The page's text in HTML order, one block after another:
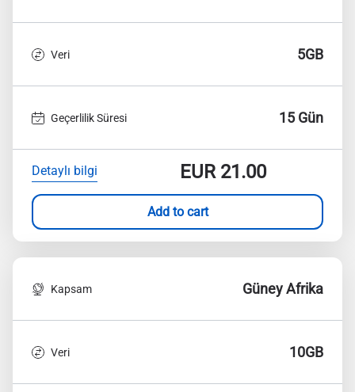
Veri 5GB
Geçerlilik Süresi 15 Gün
Detaylı bilgi EUR21.00
Add to cart
Kapsam Güney Afrika
Veri 10GB